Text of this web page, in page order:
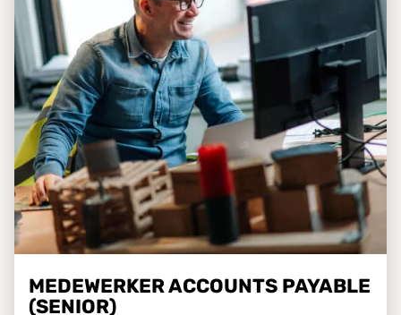
MEDEWERKER ACCOUNTS PAYABLE
(SENIOR)